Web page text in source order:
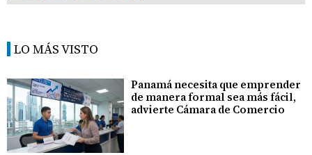
LO MÁS VISTO
Panamá necesita que emprender
de manera formal sea más fácil,
advierte Cámara de Comercio